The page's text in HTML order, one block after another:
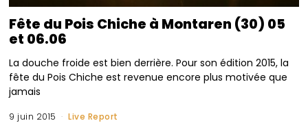
Fête du Pois Chiche à Montaren (30) 05
et 06.06
La douche froide est bien derrière. Pour son édition 2015, la
fête du Pois Chiche est revenue encore plus motivée que
jamais
9 juin 2015 Live Report